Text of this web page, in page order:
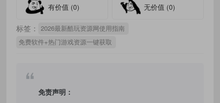
有价值 (0) 无价值 (0)
标签：
2026最新酷玩资源网使用指南
免费软件+热门游戏资源一键获取
免责声明：